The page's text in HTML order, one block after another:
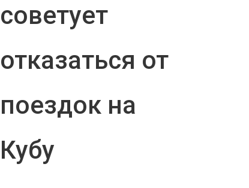
советует
отказаться от
поездок на
Кубу